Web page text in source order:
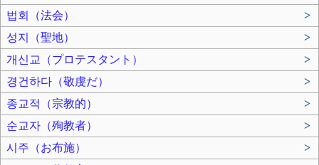
법회（法会）
>
성지（聖地）
>
개신교（プロテスタント）
>
경건하다（敬虔だ）
>
종교적（宗教的）
>
순교자（殉教者）
>
시주（お布施）
>